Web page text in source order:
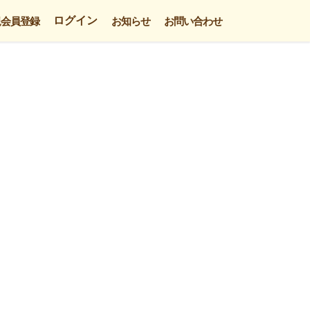
員登録 ログイン お知らせ お問い合わせ